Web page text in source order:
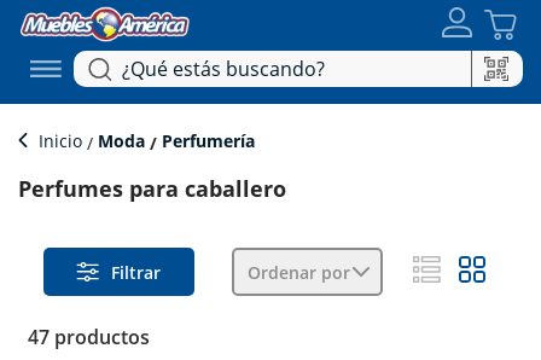
Inicio Moda Perfumería
Perfumes para caballero
Filtrar Ordenar por
47 productos